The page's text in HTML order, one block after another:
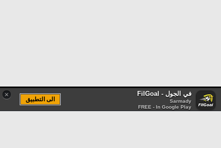
× في الجول - FilGoal
Sarmady
FREE - In Google Play
الى التطبيق